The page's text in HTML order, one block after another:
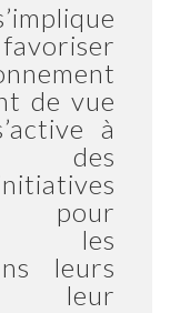
de vue
à
des
pour
les
leurs
leur